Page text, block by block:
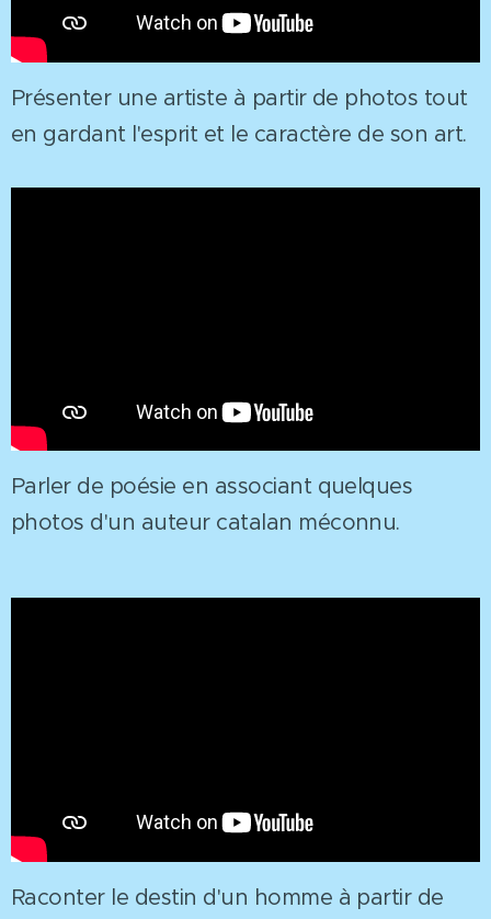
Présenter une artiste à partir de photos tout
en gardant l'esprit et le caractère de son art.
Parler de poésie en associant quelques
photos d'un auteur catalan méconnu.
Raconter le destin d'un homme à partir de